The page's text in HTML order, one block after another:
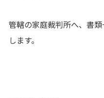
管轄の家庭裁判所へ、書
します。